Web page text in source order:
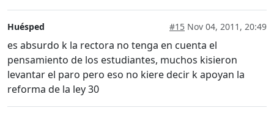
Huésped #15 Nov 04, 2011, 20:49
es absurdo k la rectora no tenga en cuenta el
pensamiento de los estudiantes, muchos kisieron
levantar el paro pero eso no kiere decir k apoyan la
reforma de la ley 30